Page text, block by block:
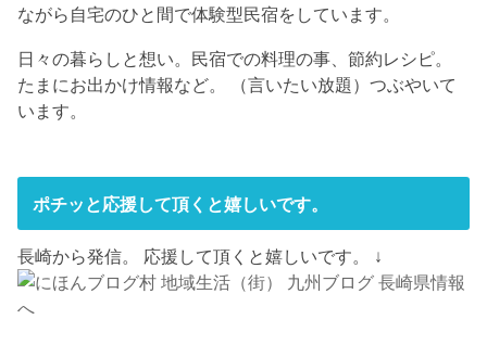
ながら自宅のひと間で体験型民宿をしています。
日々の暮らしと想い。民宿での料理の事、節約レシピ。
たまにお出かけ情報など。 （言いたい放題）つぶやいて
います。
ポチッと応援して頂くと嬉しいです。
長崎から発信。 応援して頂くと嬉しいです。 ↓